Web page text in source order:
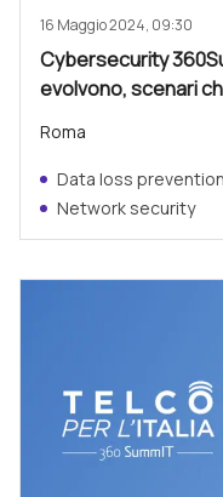
16 Maggio 2024, 09:30
Cybersecurity
evolvono, scenari
Roma
Data loss prevention
Network security